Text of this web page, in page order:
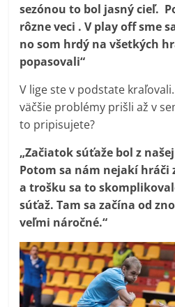
sezónou to bol jasný cieľ.
rôzne veci . V play off sme
no som hrdý na všetkých
popasovali“
V lige ste v podstate
väčšie problémy prišli až v
to pripisujete?
„Začiatok súťaže bol z
Potom sa nám nejakí
a trošku sa to
súťaž. Tam sa začína od
veľmi náročné.“